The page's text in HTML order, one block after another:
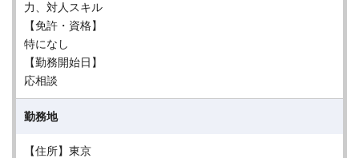
力、対人スキル
【免許・資格】
特になし
【勤務開始日】
応相談
勤務地
【住所】東京